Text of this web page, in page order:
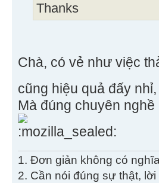
Thanks
Chà, có vẻ như việc
cũng hiệu quả đấy
Mà đúng chuyên
1. Đơn giản không có
2. Cần nói đúng sự thật,